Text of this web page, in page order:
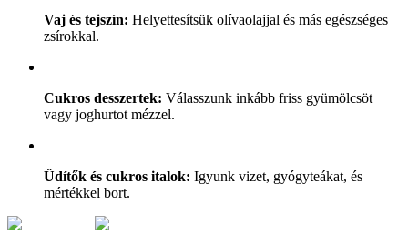
Vaj és tejszín: Helyettesítsük olívaolajjal és más egészséges
zsírokkal.
Cukros desszertek: Válasszunk inkább friss gyümölcsöt
vagy joghurtot mézzel.
Üdítők és cukros italok: Igyunk vizet, gyógyteákat, és
mértékkel bort.